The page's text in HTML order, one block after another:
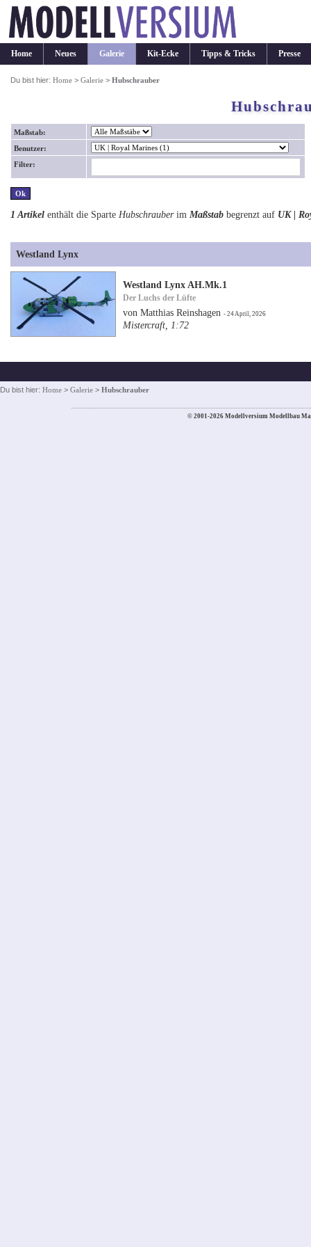
Home Neues Galerie Kit-Ecke Tipps & Tricks Presse
Du bist hier:Home >Galerie >Hubschrauber
Maßstab:
Benutzer:
Filter:
1 Artikel enthält die Sparte Hubschrauberim Maßstabbegrenzt auf UK |
Westland Lynx
Westland Lynx AH.Mk.1
Der Luchs der Lüfte
von Matthias Reinshagen- 24 April, 2026
Mistercraft, 1:72
Du bist hier: Home > Galerie > Hubschrauber
© 2001-2026 Modellversium Modellbau